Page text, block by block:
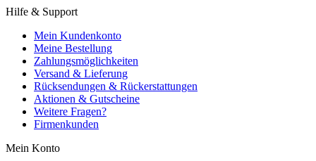
Hilfe & Support
Mein Kundenkonto
Meine Bestellung
Zahlungsmöglichkeiten
Versand & Lieferung
Rücksendungen & Rückerstattungen
Aktionen & Gutscheine
Weitere Fragen?
Firmenkunden
Mein Konto